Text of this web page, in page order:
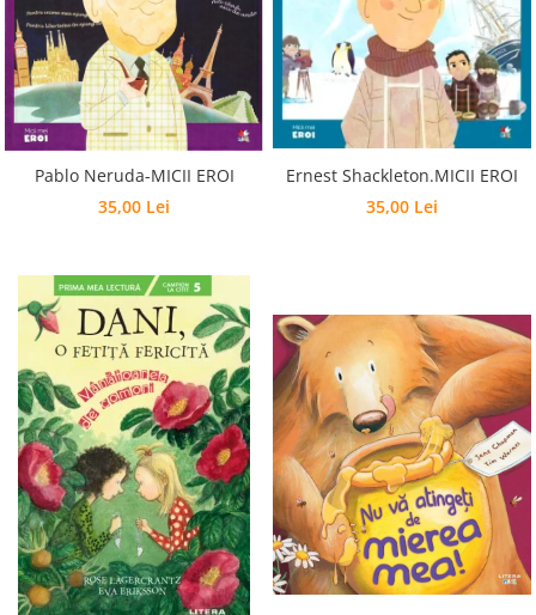
Pablo Neruda-MICII EROI
35,00 Lei
Ernest Shackleton.MICII EROI
35,00 Lei